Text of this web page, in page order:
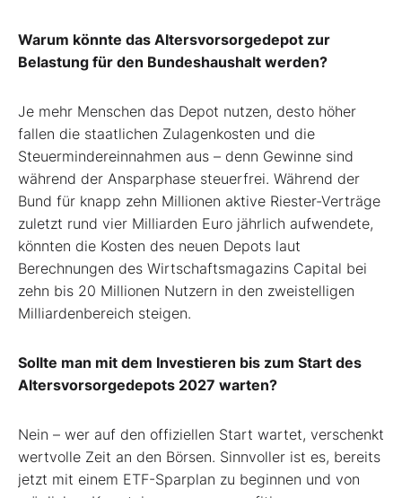
Warum könnte das Altersvorsorgedepot zur
Belastung für den Bundeshaushalt werden?
Je mehr Menschen das Depot nutzen, desto höher
fallen die staatlichen Zulagenkosten und die
Steuermindereinnahmen aus – denn Gewinne sind
während der Ansparphase steuerfrei. Während der
Bund für knapp zehn Millionen aktive Riester-Verträge
zuletzt rund vier Milliarden Euro jährlich aufwendete,
könnten die Kosten des neuen Depots laut
Berechnungen des Wirtschaftsmagazins Capital bei
zehn bis 20 Millionen Nutzern in den zweistelligen
Milliardenbereich steigen.
Sollte man mit dem Investieren bis zum Start des
Altersvorsorgedepots 2027 warten?
Nein – wer auf den offiziellen Start wartet, verschenkt
wertvolle Zeit an den Börsen. Sinnvoller ist es, bereits
jetzt mit einem ETF-Sparplan zu beginnen und von